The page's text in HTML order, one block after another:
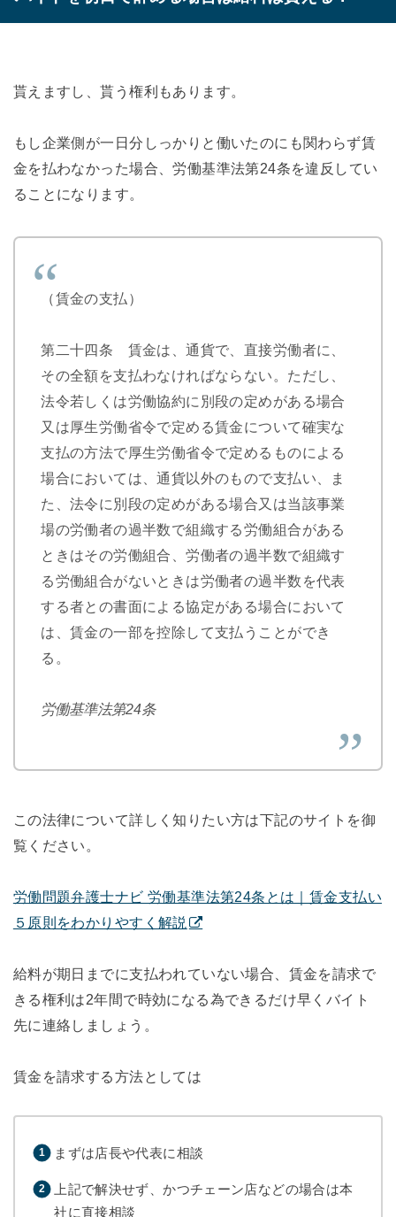
貰えますし、貰う権利もあります。
もし企業側が一日分しっかりと働いたのにも関わらず賃
金を払わなかった場合、労働基準法第24条を違反してい
ることになります。
（賃金の支払）
第二十四条 賃金は、通貨で、直接労働者に、
その全額を支払わなければならない。ただし、
法令若しくは労働協約に別段の定めがある場合
又は厚生労働省令で定める賃金について確実な
支払の方法で厚生労働省令で定めるものによる
場合においては、通貨以外のもので支払い、ま
た、法令に別段の定めがある場合又は当該事業
場の労働者の過半数で組織する労働組合がある
ときはその労働組合、労働者の過半数で組織す
る労働組合がないときは労働者の過半数を代表
する者との書面による協定がある場合において
は、賃金の一部を控除して支払うことができ
る。
労働基準法第24条
この法律について詳しく知りたい方は下記のサイトを御
覧ください。
労働問題弁護士ナビ 労働基準法第24条とは｜賃金支払い
５原則をわかりやすく解説
給料が期日までに支払われていない場合、賃金を請求で
きる権利は2年間で時効になる為できるだけ早くバイト
先に連絡しましょう。
賃金を請求する方法としては
まずは店長や代表に相談
上記で解決せず、かつチェーン店などの場合は本
社に直接相談